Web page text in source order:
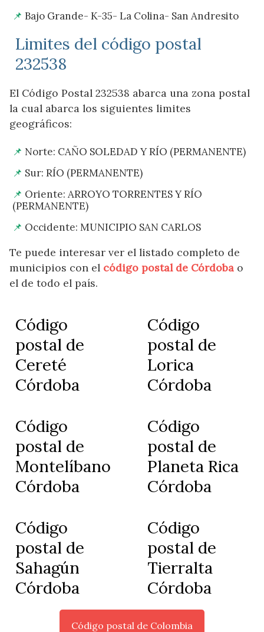
Bajo Grande- K-35- La Colina- San Andresito
Limites del código postal
232538
El Código Postal 232538 abarca una zona postal
la cual abarca los siguientes limites
geográficos:
Norte: CAÑO SOLEDAD Y RÍO (PERMANENTE)
Sur: RÍO (PERMANENTE)
Oriente: ARROYO TORRENTES Y RÍO
(PERMANENTE)
Occidente: MUNICIPIO SAN CARLOS
Te puede interesar ver el listado completo de
municipios con el código postal de Córdoba o
el de todo el país.
Código
postal de
Cereté
Córdoba
Código
postal de
Lorica
Córdoba
Código
postal de
Montelíbano
Córdoba
Código
postal de
Planeta Rica
Córdoba
Código
postal de
Sahagún
Córdoba
Código
postal de
Tierralta
Córdoba
Código postal de Colombia